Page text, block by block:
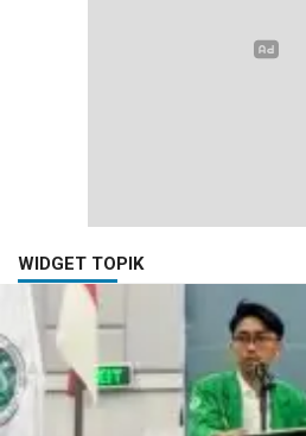
WIDGET TOPIK